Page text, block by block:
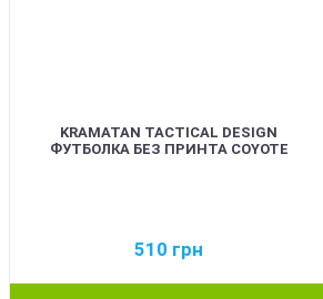
KRAMATAN TACTICAL DESIGN
ФУТБОЛКА БЕЗ ПРИНТА COYOTE
510 грн